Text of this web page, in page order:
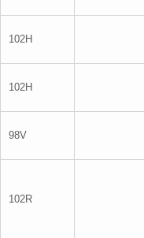
102H
102H
98V
102R